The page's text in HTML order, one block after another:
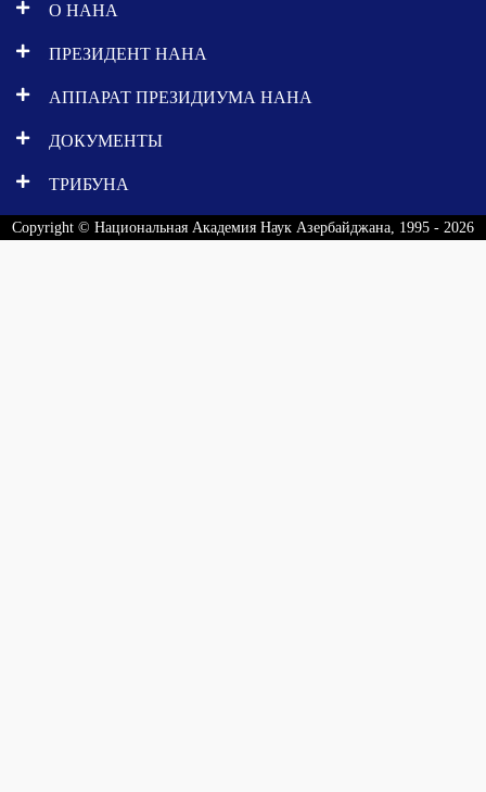
О НАНА
ПРЕЗИДЕНТ НАНА
АППАРАТ ПРЕЗИДИУМА НАНА
ДОКУМЕНТЫ
ТРИБУНА
Copyright © Национальная Академия Наук Азербайджана, 1995 - 2026